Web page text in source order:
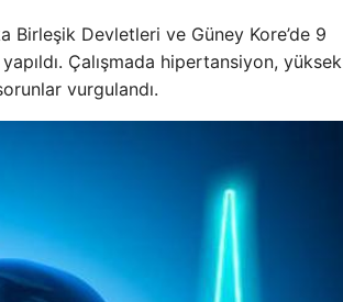
Birleşik Devletleri ve Güney Kore’de 9
Çalışmada hipertansiyon, yüksek
vurgulandı.